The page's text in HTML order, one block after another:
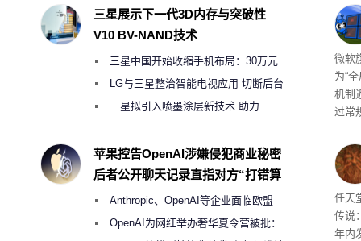
商
微软
为“
机制
过常
正
工具
并
任
任天
传说
年内
三星展示下一代3D内存与突破性
V10 BV-NAND技术
三星中国开始收缩手机布局：30万元
月销售额不达标门店 将被逐步清退
LG与三星整治智能电视应用 切断后台
偷偷共享带宽的违规行为
三星拟引入喷墨涂层新技术 助力
度
苹果控告OpenAI涉嫌侵犯商业秘密
后者公开聊天记录直指对方“打错算
Anthropic、OpenAI等企业面临欧盟
《人工智能法案》全新执法权限审查
OpenAI为网红举办奢华夏令营被批：